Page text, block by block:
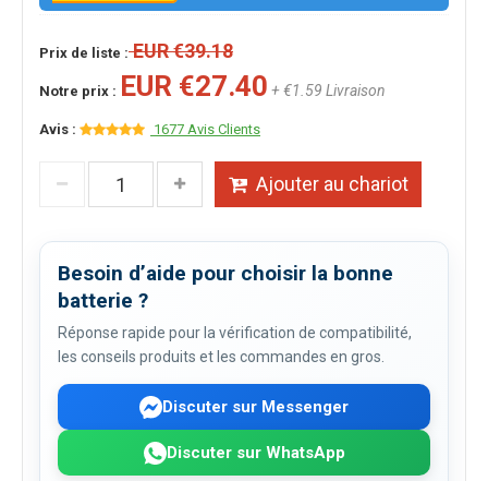
Prix de liste :EUR €39.18
Notre prix : EUR €27.40 + €1.59 Livraison
Avis : 1677 Avis Clients
Ajouter au chariot
Besoin d’aide pour choisir la bonne
batterie ?
Réponse rapide pour la vérification de compatibilité,
les conseils produits et les commandes en gros.
Discuter sur Messenger
Discuter sur WhatsApp